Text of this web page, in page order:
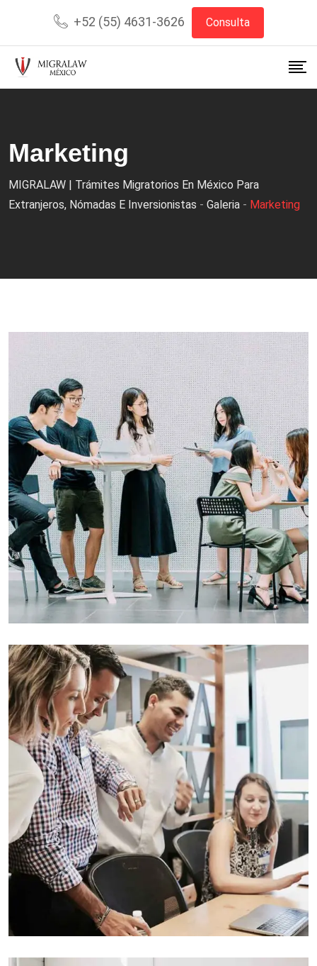
+52 (55) 4631-3626 Consulta
Marketing
MIGRALAW | Trámites Migratorios En México Para
Extranjeros, Nómadas E Inversionistas - Galeria - Marketing